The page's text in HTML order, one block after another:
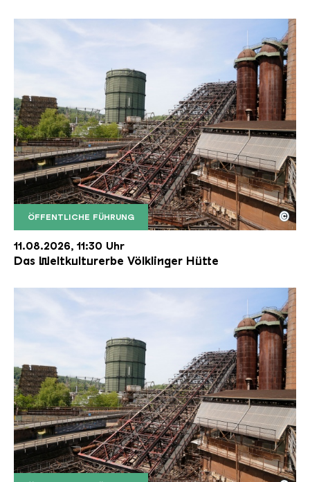
ÖFFENTLICHE FÜHRUNG
Der Erzschrägaufzug der Völklinger Hütte mit
Copyright: Weltkulturerbe Völklinger Hütte | Karl
©
11.08.2026, 11:30 Uhr
Das Weltkulturerbe Völklinger Hütte